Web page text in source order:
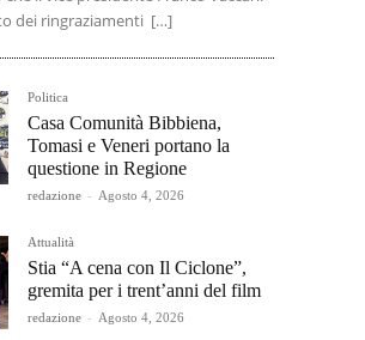
dei ringraziamenti […]
Politica
Casa Comunità Bibbiena,
Tomasi e Veneri portano la
questione in Regione
redazione - Agosto 4, 2026
Attualità
Stia “A cena con Il Ciclone”,
gremita per i trent’anni del film
redazione - Agosto 4, 2026